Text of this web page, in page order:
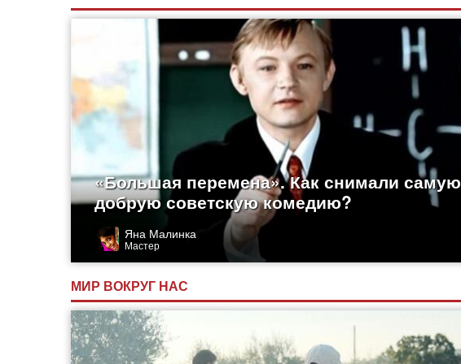
«Большая перемена». Как снимали самую
добрую советскую комедию?
Яна Малинка
Мастер
МИР ВОКРУГ НАС